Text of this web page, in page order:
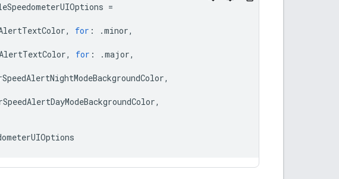
=
, for : .minor,
, for : .major,
,
,